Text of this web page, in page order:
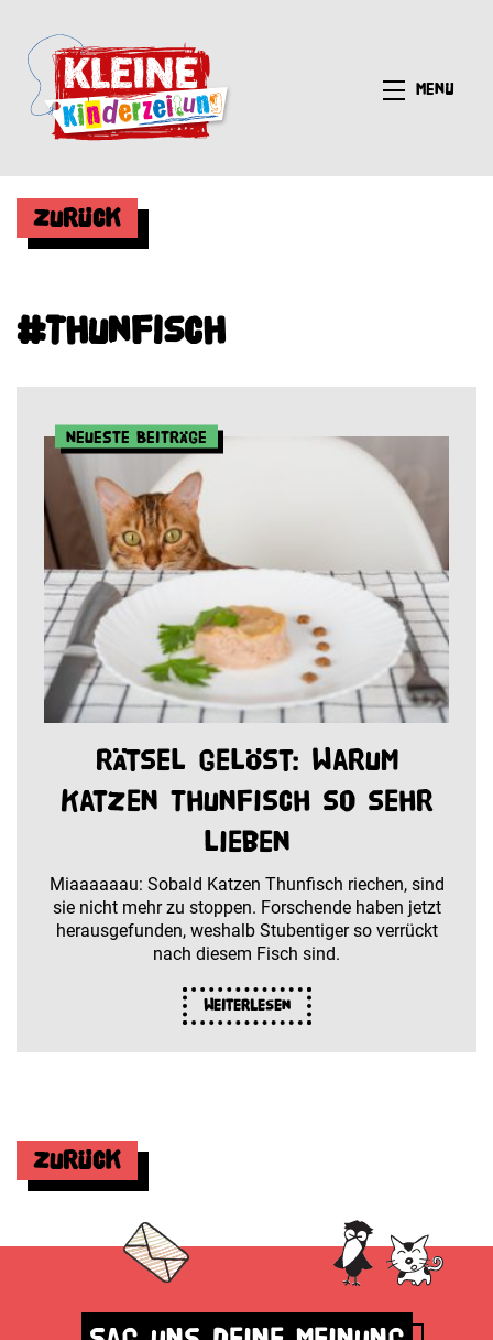
Menü
Zurück
#Thunfisch
Neueste Beiträge
Rätsel gelöst: Warum
Katzen Thunfisch so sehr
lieben
Miaaaaaau: Sobald Katzen Thunfisch riechen, sind
sie nicht mehr zu stoppen. Forschende haben jetzt
herausgefunden, weshalb Stubentiger so verrückt
nach diesem Fisch sind.
Weiterlesen
Zurück